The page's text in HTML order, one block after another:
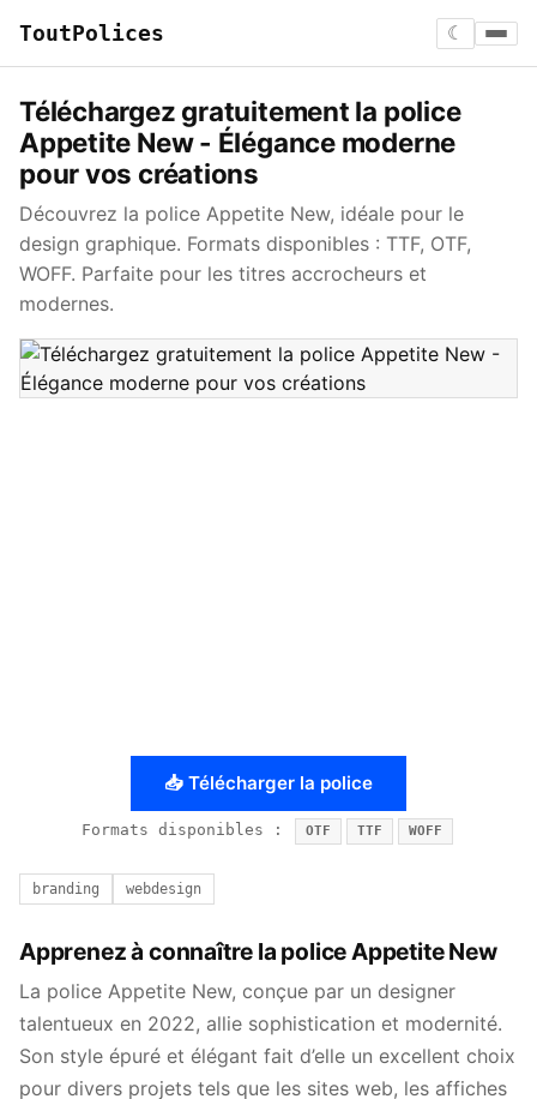
ToutPolices ☾
Téléchargez gratuitement la police
Appetite New - Élégance moderne
pour vos créations
Découvrez la police Appetite New, idéale pour le
design graphique. Formats disponibles : TTF, OTF,
WOFF. Parfaite pour les titres accrocheurs et
modernes.
📥 Télécharger la police
Formats disponibles : OTF TTF WOFF
branding webdesign
Apprenez à connaître la police Appetite New
La police Appetite New, conçue par un designer
talentueux en 2022, allie sophistication et modernité.
Son style épuré et élégant fait d’elle un excellent choix
pour divers projets tels que les sites web, les affiches